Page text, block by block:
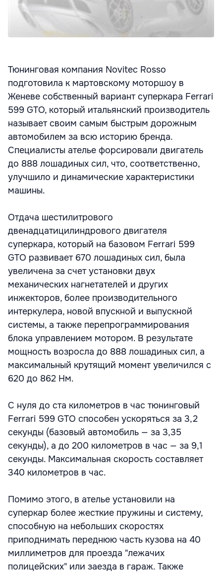
Тюнинговая компания Novitec Rosso
подготовила к мартовскому моторшоу в
Женеве собственный вариант суперкара Ferrari
599 GTO, который итальянский производитель
называет своим самым быстрым дорожным
автомобилем за всю историю бренда.
Специалисты ателье форсировали двигатель
до 888 лошадиных сил, что, соответственно,
улучшило и динамические характеристики
машины.
Отдача шестилитрового
двенадцатицилиндрового двигателя
суперкара, который на базовом Ferrari 599
GTO развивает 670 лошадиных сил, была
увеличена за счет установки двух
механических нагнетателей и других
инжекторов, более производительного
интеркулера, новой впускной и выпускной
системы, а также перепрограммирования
блока управлением мотором. В результате
мощность возросла до 888 лошадиных сил, а
максимальный крутящий момент увеличился с
620 до 862 Нм.
C нуля до ста километров в час тюнинговый
Ferrari 599 GTO способен ускоряться за 3,2
секунды (базовый автомобиль — за 3,35
секунды), а до 200 километров в час — за 9,1
секунды. Максимальная скорость составляет
340 километров в час.
Помимо этого, в ателье установили на
суперкар более жесткие пружины и систему,
способную на небольших скоростях
приподнимать переднюю часть кузова на 40
миллиметров для проезда "лежачих
полицейских" или заезда в гараж. Также